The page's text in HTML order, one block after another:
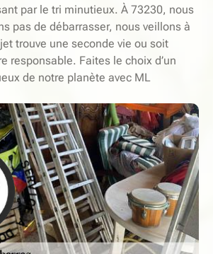
par le tri minutieux. À 73230, nous
pas de débarrasser, nous veillons à
trouve une seconde vie ou soit
responsable. Faites le choix d’un
de notre planète avec ML
ER
V
I
C
E
À
D
O
M
I
C
I